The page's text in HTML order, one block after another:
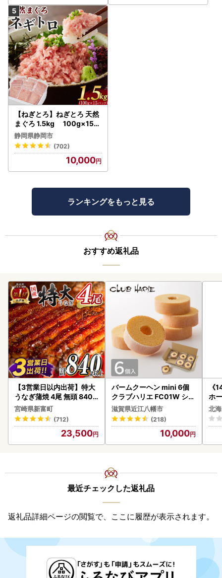
【ねぎとろ】ねぎとろ 天然
まぐろ 1.5kg 100g×15パ
ック
静岡県静岡市
(702)
10,000
ランキングをもっと見る
おすすめ返礼品
【3営業日以内出荷】特大
うなぎ蒲焼 4尾 無頭 840g
以上 C388-840-3D
宮崎県新富町
(712)
23,500
バームクーヘン mini 6個
クラブハリエ FC01W シェ
アボックス バウムクーヘ
ン
滋賀県近江八幡市
(218)
10,000
《
ホ
( 飲
ク
贈
い
北
最近チェックした返礼品
返礼品詳細ページの閲覧で、ここに履歴が表示されます。